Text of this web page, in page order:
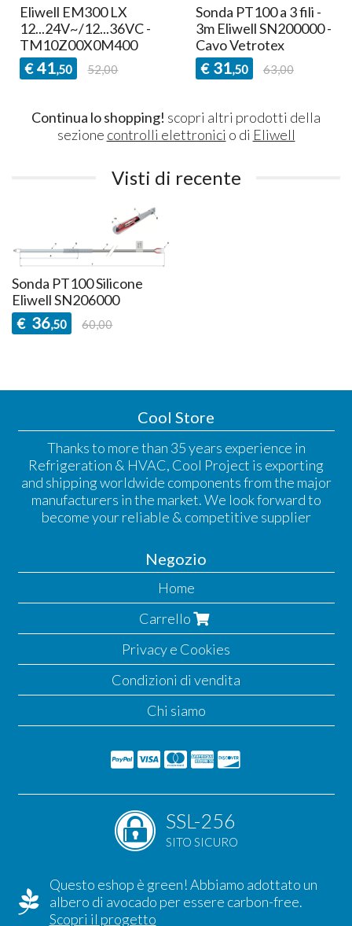
Eliwell EM300 LX
12...24V~/12...36VC -
TM10Z00X0M400
€ 41,50 52,00
Sonda PT100 a 3 fili -
3m Eliwell SN200000 -
Cavo Vetrotex
€ 31,50 63,00
Continua lo shopping! scopri altri prodotti della
sezione controlli elettronici o di Eliwell
Visti di recente
Sonda PT100 Silicone
Eliwell SN206000
€ 36,50 60,00
Cool Store
Thanks to more than 35 years experience in
Refrigeration & HVAC, Cool Project is exporting
and shipping worldwide components from the major
manufacturers in the market. We look forward to
become your reliable & competitive supplier
Negozio
Home
Carrello
Privacy e Cookies
Condizioni di vendita
Chi siamo
SSL-256
SITO SICURO
Questo eshop è green! Abbiamo adottato un
albero di avocado per essere carbon-free.
Scopri il progetto